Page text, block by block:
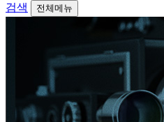
검색
전체메뉴